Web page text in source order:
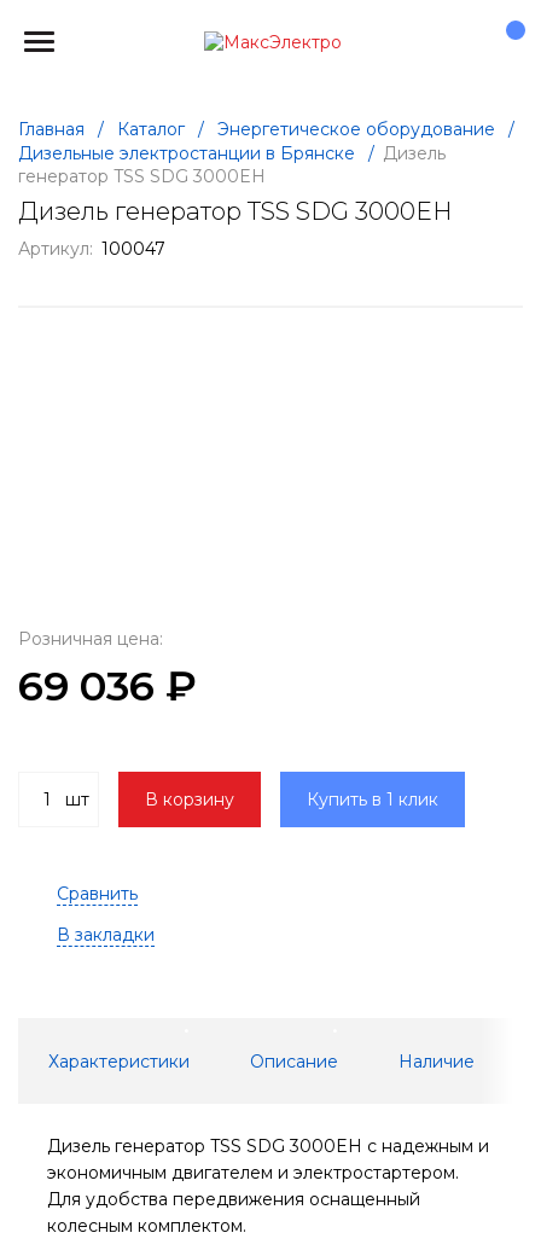
Главная / Каталог / Энергетическое оборудование
/
Дизельные электростанции в Брянске
/ Дизель
генератор TSS SDG 3000EH
Дизель генератор TSS SDG 3000EH
Артикул: 100047
Розничная цена:
69 036 ₽
шт В корзину Купить в 1 клик
Сравнить
В закладки
Характеристики Описание Наличие
Дизель генератор TSS SDG 3000EH с надежным и
экономичным двигателем и электростартером.
Для удобства передвижения оснащенный
колесным комплектом.